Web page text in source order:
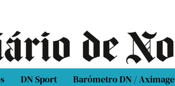
DN Sport Barómetro DN / Aximage